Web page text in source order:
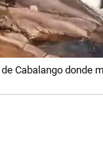
Cabalango donde